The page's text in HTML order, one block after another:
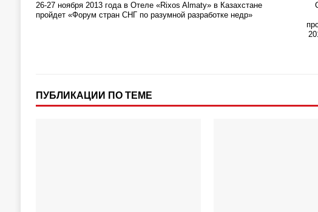
26-27 ноября 2013 года в Отеле «Rixos Almaty» в Казахстане
пройдет «Форум стран СНГ по разумной разработке недр»
ПУБЛИКАЦИИ ПО ТЕМЕ